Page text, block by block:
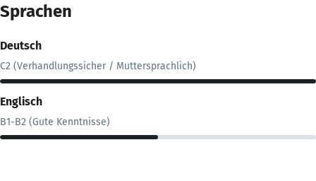
Sprachen
Deutsch
C2 (Verhandlungssicher / Muttersprachlich)
Englisch
B1-B2 (Gute Kenntnisse)